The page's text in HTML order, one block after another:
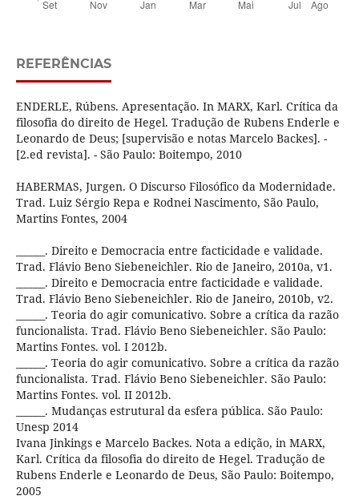
REFERÊNCIAS
ENDERLE, Rúbens. Apresentação. In MARX, Karl. Crítica da
filosofia do direito de Hegel. Tradução de Rubens Enderle e
Leonardo de Deus; [supervisão e notas Marcelo Backes]. -
[2.ed revista]. - São Paulo: Boitempo, 2010
HABERMAS, Jurgen. O Discurso Filosófico da Modernidade.
Trad. Luiz Sérgio Repa e Rodnei Nascimento, São Paulo,
Martins Fontes, 2004
______. Direito e Democracia entre facticidade e validade.
Trad. Flávio Beno Siebeneichler. Rio de Janeiro, 2010a, v1.
______. Direito e Democracia entre facticidade e validade.
Trad. Flávio Beno Siebeneichler. Rio de Janeiro, 2010b, v2.
______. Teoria do agir comunicativo. Sobre a crítica da razão
funcionalista. Trad. Flávio Beno Siebeneichler. São Paulo:
Martins Fontes. vol. I 2012b.
______. Teoria do agir comunicativo. Sobre a crítica da razão
funcionalista. Trad. Flávio Beno Siebeneichler. São Paulo:
Martins Fontes. vol. II 2012b.
______. Mudanças estrutural da esfera pública. São Paulo:
Unesp 2014
Ivana Jinkings e Marcelo Backes. Nota a edição, in MARX,
Karl. Crítica da filosofia do direito de Hegel. Tradução de
Rubens Enderle e Leonardo de Deus, São Paulo: Boitempo,
2005